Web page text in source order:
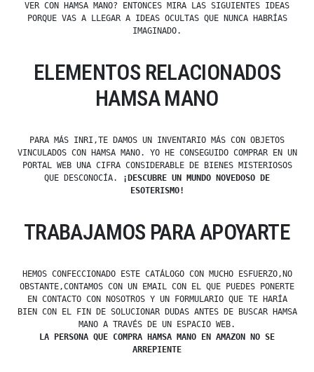
VER CON HAMSA MANO? ENTONCES MIRA LAS SIGUIENTES IDEAS
PORQUE VAS A LLEGAR A IDEAS OCULTAS QUE NUNCA HABRÍAS
IMAGINADO.
ELEMENTOS RELACIONADOS
HAMSA MANO
PARA MÁS INRI,TE DAMOS UN INVENTARIO MÁS CON OBJETOS
VINCULADOS CON HAMSA MANO. YO HE CONSEGUIDO COMPRAR EN UN
PORTAL WEB UNA CIFRA CONSIDERABLE DE BIENES MISTERIOSOS
QUE DESCONOCÍA.
¡DESCUBRE UN MUNDO NOVEDOSO DE
ESOTERISMO!
TRABAJAMOS PARA APOYARTE
HEMOS CONFECCIONADO ESTE CATÁLOGO CON MUCHO ESFUERZO,NO
OBSTANTE,CONTAMOS CON UN EMAIL CON EL QUE PUEDES PONERTE
EN CONTACTO CON NOSOTROS Y UN FORMULARIO QUE TE HARÍA
BIEN CON EL FIN DE SOLUCIONAR DUDAS ANTES DE BUSCAR HAMSA
MANO A TRAVÉS DE UN ESPACIO WEB.
LA PERSONA QUE COMPRA HAMSA MANO EN AMAZON NO SE
ARREPIENTE